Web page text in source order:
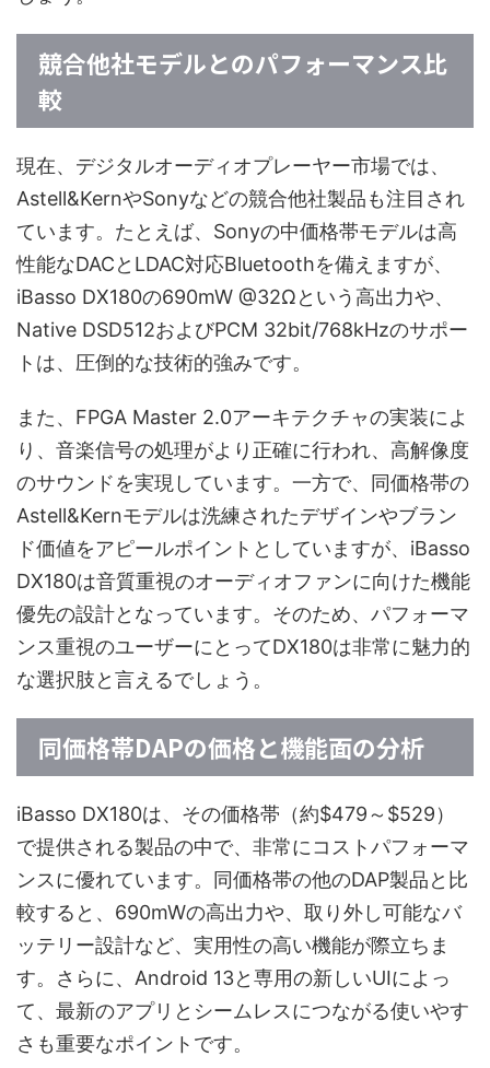
競合他社モデルとのパフォーマンス比
較
現在、デジタルオーディオプレーヤー市場では、
Astell&KernやSonyなどの競合他社製品も注目され
ています。たとえば、Sonyの中価格帯モデルは高
性能なDACとLDAC対応Bluetoothを備えますが、
iBasso DX180の690mW @32Ωという高出力や、
Native DSD512およびPCM 32bit/768kHzのサポー
トは、圧倒的な技術的強みです。
また、FPGA Master 2.0アーキテクチャの実装によ
り、音楽信号の処理がより正確に行われ、高解像度
のサウンドを実現しています。一方で、同価格帯の
Astell&Kernモデルは洗練されたデザインやブラン
ド価値をアピールポイントとしていますが、iBasso
DX180は音質重視のオーディオファンに向けた機能
優先の設計となっています。そのため、パフォーマ
ンス重視のユーザーにとってDX180は非常に魅力的
な選択肢と言えるでしょう。
同価格帯DAPの価格と機能面の分析
iBasso DX180は、その価格帯（約$479～$529）
で提供される製品の中で、非常にコストパフォーマ
ンスに優れています。同価格帯の他のDAP製品と比
較すると、690mWの高出力や、取り外し可能なバ
ッテリー設計など、実用性の高い機能が際立ちま
す。さらに、Android 13と専用の新しいUIによっ
て、最新のアプリとシームレスにつながる使いやす
さも重要なポイントです。